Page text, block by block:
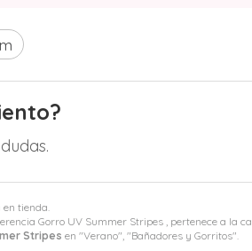
tienda.
Gorro UV Summer Stripes , pertenece a la
Stripes en "Verano", "Bañadores y Gorritos".